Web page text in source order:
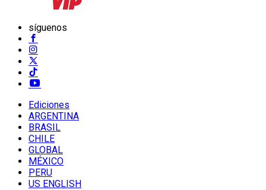
síguenos
Ediciones
ARGENTINA
BRASIL
CHILE
GLOBAL
MÉXICO
PERU
US ENGLISH